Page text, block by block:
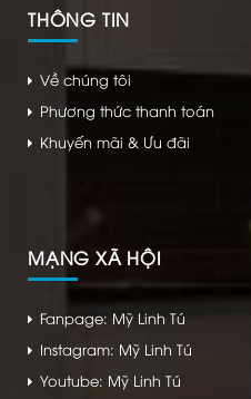
THÔNG TIN
Về chúng tôi
Phương thức thanh toán
Khuyến mãi & Ưu đãi
MẠNG XÃ HỘI
Fanpage: Mỹ Linh Tú
Instagram: Mỹ Linh Tú
Youtube: Mỹ Linh Tú